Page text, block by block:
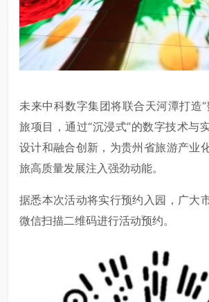
未来中科数字集团将联合天河潭打造
旅项目，通过“沉浸式”的数字技术与
设计和融合创新，为贵州省旅游产业
旅高质量发展注入强劲动能。
据悉本次活动将实行预约入园，广大
微信扫描二维码进行活动预约。